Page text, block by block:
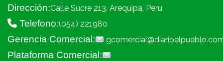
Dirección:Calle Sucre 213, Arequipa, Peru
Telefono:(054) 221980
Gerencia Comercial:
Plataforma Comercial: